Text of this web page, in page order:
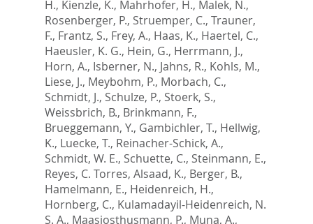
H., Kienzle, K., Mahrhofer, H., Malek, N.,
Rosenberger, P., Struemper, C., Trauner,
F., Frantz, S., Frey, A., Haas, K., Haertel, C.,
Haeusler, K. G., Hein, G., Herrmann, J.,
Horn, A., Isberner, N., Jahns, R., Kohls, M.,
Liese, J., Meybohm, P., Morbach, C.,
Schmidt, J., Schulze, P., Stoerk, S.,
Weissbrich, B., Brinkmann, F.,
Brueggemann, Y., Gambichler, T., Hellwig,
K., Luecke, T., Reinacher-Schick, A.,
Schmidt, W. E., Schuette, C., Steinmann, E.,
Reyes, C. Torres, Alsaad, K., Berger, B.,
Hamelmann, E., Heidenreich, H.,
Hornberg, C., Kulamadayil-Heidenreich, N.
S. A., Maasjosthusmann, P., Muna, A.,